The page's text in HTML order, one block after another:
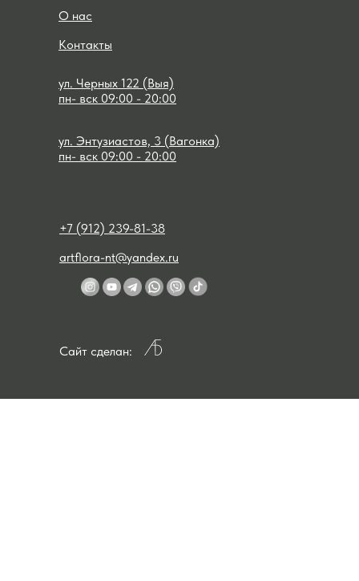
О нас
Контакты
+7 (912) 239-81-38
artflora-nt@yandex.ru
Сайт сделан:
ул. Черных 122 (Выя)
пн- вск 09:00 - 20:00
пн- вск 09:00 - 20:00
ул. Энтузиастов, 3 (Вагонка)